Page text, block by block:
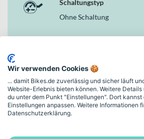
Schaltungstyp
Ohne Schaltung
Rahmen-Material
Stahl
Wir verwenden Cookies 🍪
... damit Bikes.de zuverlässig und sicher läuft
Website-Erlebnis bieten können. Weitere
du unter dem Punkt "Einstellungen". Dort
Einstellungen anpassen. Weitere Informationen
Datenschutzerklärung.